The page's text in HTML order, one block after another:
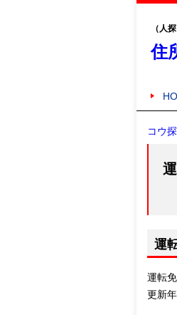
（人
住
コウ
運
運転
更新